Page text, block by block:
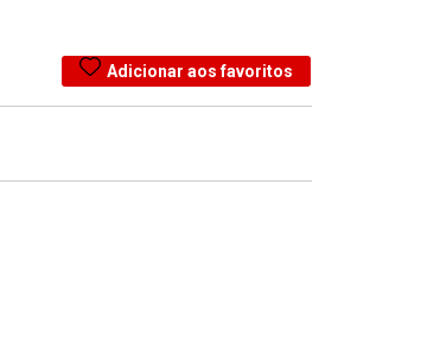
Adicionar aos favoritos